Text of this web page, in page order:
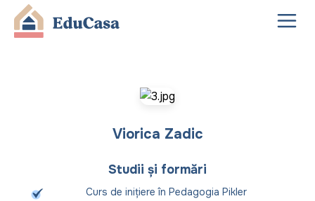
Viorica Zadic
Studii și formări
Curs de inițiere în Pedagogia Pikler